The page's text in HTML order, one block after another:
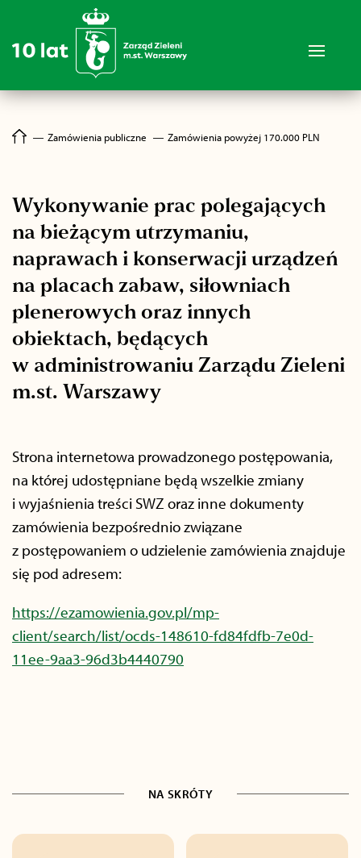
― Zamówienia publiczne ― Zamówienia powyżej 170.000 PLN
Wykonywanie prac polegających
na bieżącym utrzymaniu,
naprawach i konserwacji urządzeń
na placach zabaw, siłowniach
plenerowych oraz innych
obiektach, będących
w administrowaniu Zarządu Zieleni
m.st. Warszawy
Strona internetowa prowadzonego postępowania,
na której udostępniane będą wszelkie zmiany
i wyjaśnienia treści SWZ oraz inne dokumenty
zamówienia bezpośrednio związane
z postępowaniem o udzielenie zamówienia znajduje
się pod adresem:
https://ezamowienia.gov.pl/mp-
client/search/list/ocds-148610-fd84fdfb-7e0d-
11ee-9aa3-96d3b4440790
NA SKRÓTY